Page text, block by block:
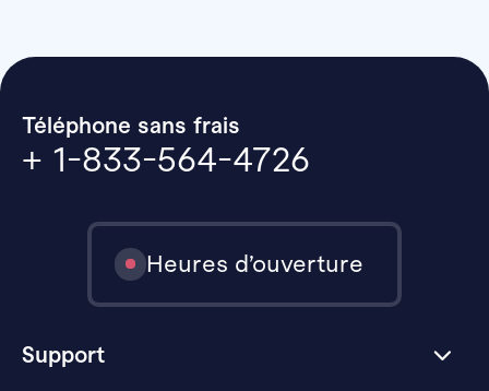
Téléphone sans frais
+ 1-833-564-4726
Heures d’ouverture
Support